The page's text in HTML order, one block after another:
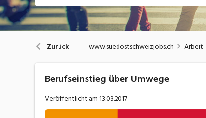
13 Fragen - 13 Antworten
Bewerbung / Rekrutierung
Zurück www.suedostschweizjobs.ch Arbeit
Berufseinstieg über Umwege
Veröffentlicht am13.03.2017